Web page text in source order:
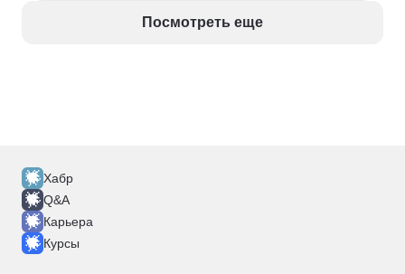
Посмотреть еще
Хабр
Q&A
Карьера
Курсы